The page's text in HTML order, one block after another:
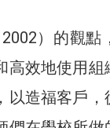
）的觀點
高效地使用組
以造福客戶，